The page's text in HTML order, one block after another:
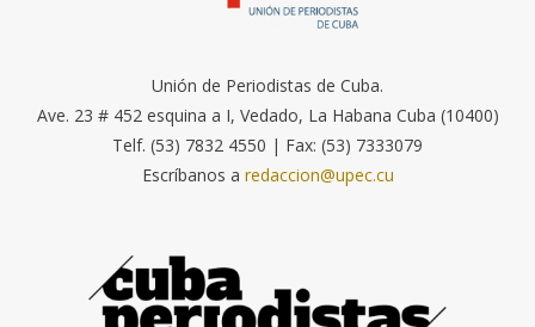
Unión de Periodistas de Cuba.
Ave. 23 # 452 esquina a I, Vedado, La Habana Cuba (10400)
Telf. (53) 7832 4550 | Fax: (53) 7333079
Escríbanos a redaccion@upec.cu